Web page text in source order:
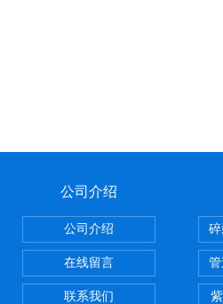
公司介绍
公司介绍
在线留言
联系我们
碎